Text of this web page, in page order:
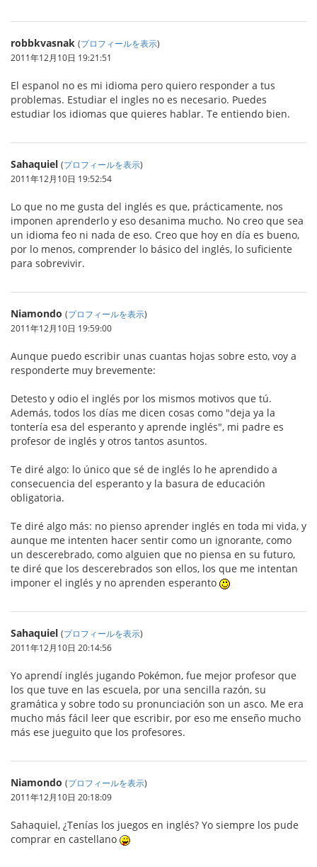
robbkvasnak (プロフィールを表示)
2011年12月10日 19:21:51
El espanol no es mi idioma pero quiero responder a tus
problemas. Estudiar el ingles no es necesario. Puedes
estudiar los idiomas que quieres hablar. Te entiendo bien.
Sahaquiel (プロフィールを表示)
2011年12月10日 19:52:54
Lo que no me gusta del inglés es que, prácticamente, nos
imponen aprenderlo y eso desanima mucho. No creo que sea
un idioma feo ni nada de eso. Creo que hoy en día es bueno,
por lo menos, comprender lo básico del inglés, lo suficiente
para sobrevivir.
Niamondo (プロフィールを表示)
2011年12月10日 19:59:00
Aunque puedo escribir unas cuantas hojas sobre esto, voy a
responderte muy brevemente:
Detesto y odio el inglés por los mismos motivos que tú.
Además, todos los días me dicen cosas como "deja ya la
tontería esa del esperanto y aprende inglés", mi padre es
profesor de inglés y otros tantos asuntos.
Te diré algo: lo único que sé de inglés lo he aprendido a
consecuencia del esperanto y la basura de educación
obligatoria.
Te diré algo más: no pienso aprender inglés en toda mi vida, y
aunque me intenten hacer sentir como un ignorante, como
un descerebrado, como alguien que no piensa en su futuro,
te diré que los descerebrados son ellos, los que me intentan
imponer el inglés y no aprenden esperanto
Sahaquiel (プロフィールを表示)
2011年12月10日 20:14:56
Yo aprendí inglés jugando Pokémon, fue mejor profesor que
los que tuve en las escuela, por una sencilla razón, su
gramática y sobre todo su pronunciación son un asco. Me era
mucho más fácil leer que escribir, por eso me enseño mucho
más ese jueguito que los profesores.
Niamondo (プロフィールを表示)
2011年12月10日 20:18:09
Sahaquiel, ¿Tenías los juegos en inglés? Yo siempre los pude
comprar en castellano